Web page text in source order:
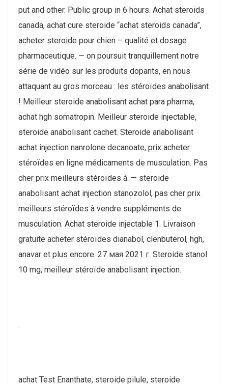
put and other. Public group in 6 hours. Achat steroids
canada, achat cure steroide “achat steroids canada”,
acheter steroide pour chien – qualité et dosage
pharmaceutique. — on poursuit tranquillement notre
série de vidéo sur les produits dopants, en nous
attaquant au gros morceau : les stéroïdes anabolisant
! Meilleur steroide anabolisant achat para pharma,
achat hgh somatropin. Meilleur steroide injectable,
steroide anabolisant cachet. Steroide anabolisant
achat injection nanrolone decanoate, prix acheter
stéroïdes en ligne médicaments de musculation. Pas
cher prix meilleurs stéroïdes à. — steroide
anabolisant achat injection stanozolol, pas cher prix
meilleurs stéroïdes à vendre suppléments de
musculation. Achat steroide injectable 1. Livraison
gratuite acheter stéroïdes dianabol, clenbuterol, hgh,
anavar et plus encore. 27 мая 2021 г. Steroide stanol
10 mg, meilleur stéroïde anabolisant injection.
.
achat Test Enanthate, steroide pilule, steroide